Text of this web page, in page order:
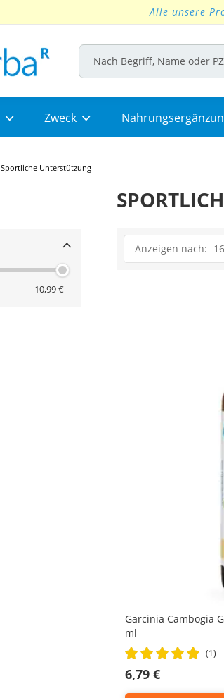
Alle unsere
Zweck
Sportliche Unterstützung
16
Garcinia Cambogia
ml
Rating:
(1)
6,79 €
10,99 €